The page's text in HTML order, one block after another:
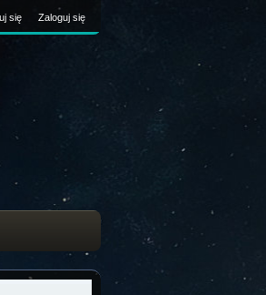
się Zaloguj się